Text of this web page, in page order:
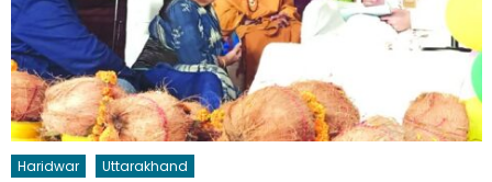
Haridwar Uttarakhand